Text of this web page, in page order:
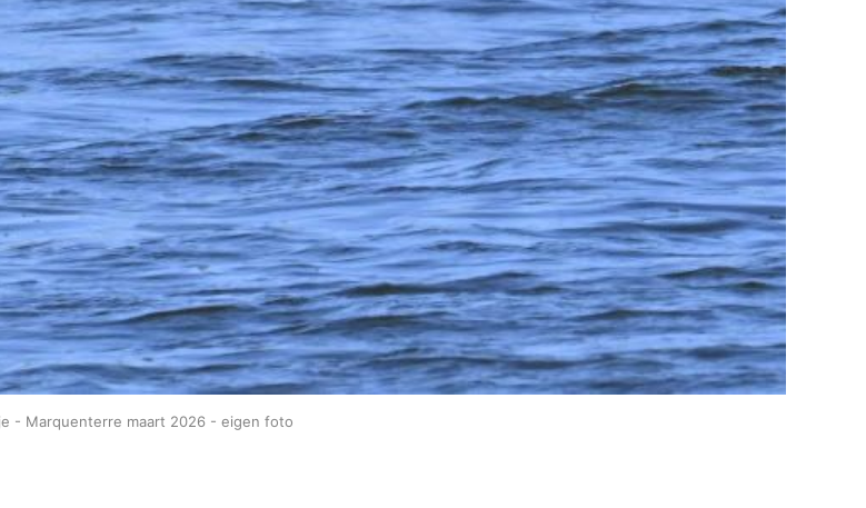
- Marquenterre maart 2026 - eigen foto